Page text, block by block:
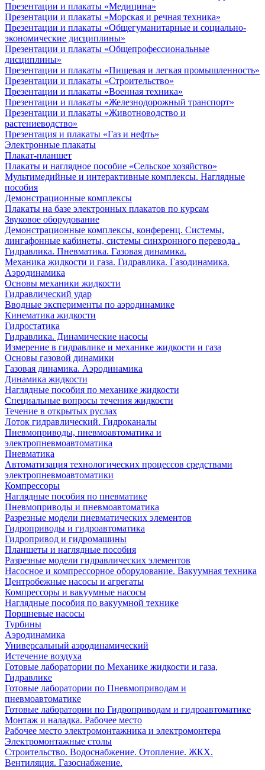
Презентации и плакаты «Медицина»
Презентации и плакаты «Морская и речная техника»
Презентации и плакаты «Общегуманитарные и социально-
экономические дисциплины»
Презентации и плакаты «Общепрофессиональные
дисциплины»
Презентации и плакаты «Пищевая и легкая промышленность»
Презентации и плакаты «Строительство»
Презентации и плакаты «Военная техника»
Презентации и плакаты «Железнодорожный транспорт»
Презентации и плакаты «Животноводство и
растениеводство»
Презентация и плакаты «Газ и нефть»
Электронные плакаты
Плакат-планшет
Плакаты и наглядное пособие «Сельское хозяйство»
Мультимедийные и интерактивные комплексы. Наглядные
пособия
Демонстрационные комплексы
Плакаты на базе электронных плакатов по курсам
Звуковое оборудование
Демонстрационные комплексы, конференц. Системы,
лингафонные кабинеты, системы синхронного перевода .
Гидравлика. Пневматика. Газовая динамика.
Механика жидкости и газа. Гидравлика. Газодинамика.
Аэродинамика
Основы механики жидкости
Гидравлический удар
Вводные эксперименты по аэродинамике
Кинематика жидкости
Гидростатика
Гидравлика. Динамические насосы
Измерение в гидравлике и механике жидкости и газа
Основы газовой динамики
Газовая динамика. Аэродинамика
Динамика жидкости
Наглядные пособия по механике жидкости
Специальные вопросы течения жидкости
Течение в открытых руслах
Лоток гидравлический. Гидроканалы
Пневмоприводы, пневмоавтоматика и
электропневмоавтоматика
Пневматика
Автоматизация технологических процессов средствами
электропневмоавтоматики
Компрессоры
Наглядные пособия по пневматике
Пневмоприводы и пневмоавтоматика
Разрезные модели пневматических элементов
Гидроприводы и гидроавтоматика
Гидропривод и гидромашины
Планшеты и наглядные пособия
Разрезные модели гидравлических элементов
Насосное и компрессорное оборудование. Вакуумная техника
Центробежные насосы и агрегаты
Компрессоры и вакуумные насосы
Наглядные пособия по вакуумной технике
Поршневые насосы
Турбины
Аэродинамика
Универсальный аэродинамический
Истечение воздуха
Готовые лаборатории по Механике жидкости и газа,
Гидравлике
Готовые лаборатории по Пневмоприводам и
пневмоавтоматике
Готовые лаборатории по Гидроприводам и гидроавтоматике
Монтаж и наладка. Рабочее место
Рабочее место электромонтажника и электромонтера
Электромонтажные столы
Строительство. Водоснабжение. Отопление. ЖКХ.
Вентиляция. Газоснабжение.